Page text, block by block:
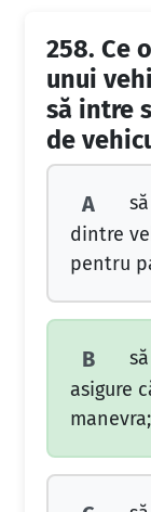
258. Ce
unui
să intre
de
A
dintre
pentru
B
asigure
manevra;